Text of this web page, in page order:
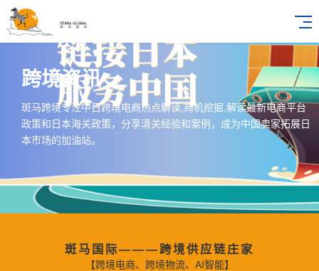
跨境资讯
斑马跨境专注中日跨境电商热点解读,商机挖掘,解读最新电商平台
政策和日本海关政策，分享清关经验和案例，成为中国卖家拓展日
本市场的加油站。
斑马国际———跨境供应链庄家
【跨境电商、跨境物流、AI智能】